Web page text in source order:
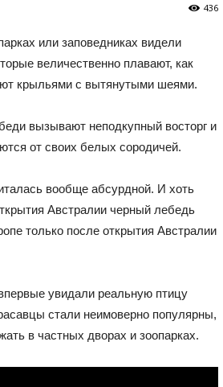
436
или заповедниках видели
величественно плавают, как
крыльями с вытянутыми шеями.
вызывают неподкупный восторг и
от своих белых сородичей.
вообще абсурдной. И хоть
Австралии черный лебедь
только после открытия Австралии
увидали реальную птицу
стали неимоверно популярны,
в частных дворах и зоопарках.